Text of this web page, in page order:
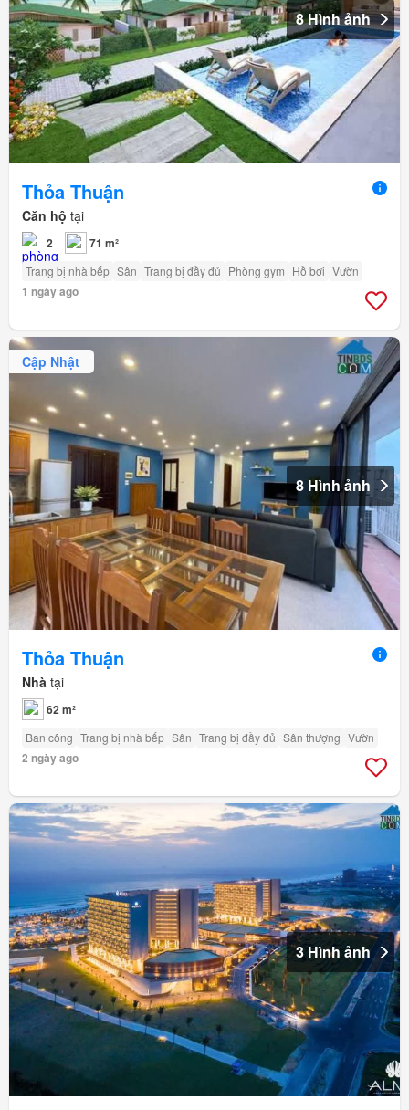
8 Hình ảnh
Thỏa Thuận
Căn hộ tại
2 71 m²
Trang bị nhà bếp Sân Trang bị đầy đủ Phòng gym Hồ bơi Vườn
1 ngày ago
Cập Nhật
8 Hình ảnh
Thỏa Thuận
Nhà tại
62 m²
Ban công Trang bị nhà bếp Sân Trang bị đầy đủ Sân thượng Vườn
2 ngày ago
3 Hình ảnh